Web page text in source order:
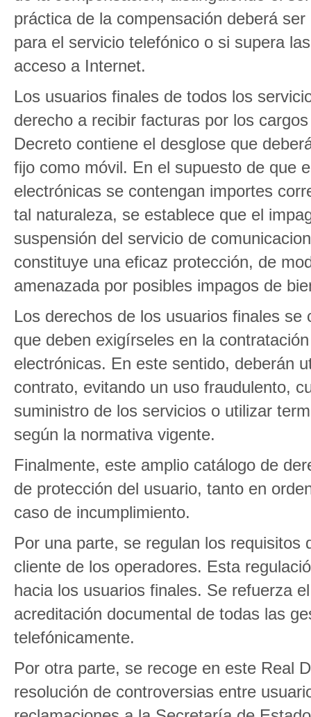
práctica de la compensación deberá
para el servicio telefónico o si supera
acceso a Internet.
Los usuarios finales de todos los
derecho a recibir facturas por los
Decreto contiene el desglose que
fijo como móvil. En el supuesto de que
electrónicas se contengan importes
tal naturaleza, se establece que el
suspensión del servicio de
constituye una eficaz protección, de
amenazada por posibles impagos de
Los derechos de los usuarios finales
que deben exigírseles en la
electrónicas. En este sentido, deberán
contrato, evitando un uso fraudulento,
suministro de los servicios o utilizar
según la normativa vigente.
Finalmente, este amplio catálogo de
de protección del usuario, tanto en
caso de incumplimiento.
Por una parte, se regulan los
cliente de los operadores. Esta
hacia los usuarios finales. Se refuerza
acreditación documental de todas las
telefónicamente.
Por otra parte, se recoge en este Real
resolución de controversias entre